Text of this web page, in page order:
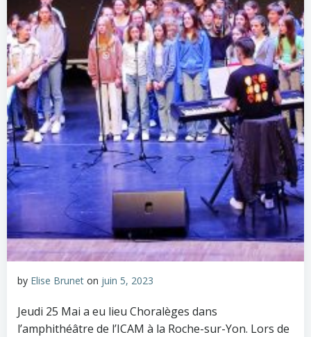
by Elise Brunet on juin 5, 2023
Jeudi 25 Mai a eu lieu Choralèges dans
l’amphithéâtre de l’ICAM à la Roche-sur-Yon. Lors de